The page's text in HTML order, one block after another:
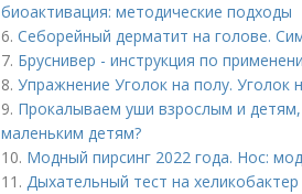
биоактивация: методические подходы
6. Себорейный дерматит на голове.
7. Бруснивер - инструкция по
8. Упражнение Уголок на полу. Уголок
9. Прокалываем уши взрослым и
маленьким детям?
10. Модный пирсинг 2022 года. Нос:
11. Дыхательный тест на